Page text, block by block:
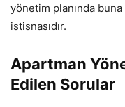
yönetim planında
istisnasıdır.
Apartman
Edilen Sorular